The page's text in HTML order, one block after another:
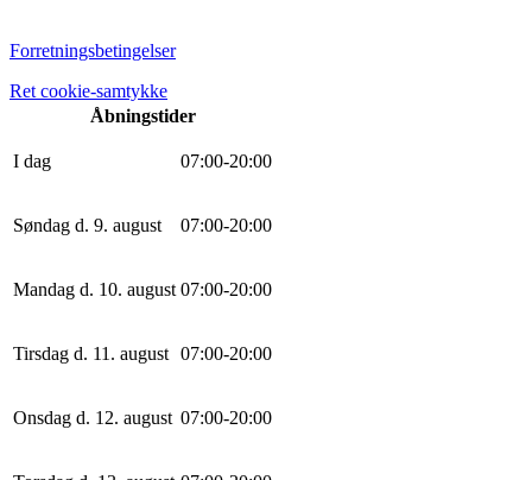
Forretningsbetingelser
Ret cookie-samtykke
Åbningstider
I dag 07:00-20:00
Søndag d. 9. august 07:00-20:00
Mandag d. 10. august 07:00-20:00
Tirsdag d. 11. august 07:00-20:00
Onsdag d. 12. august 07:00-20:00